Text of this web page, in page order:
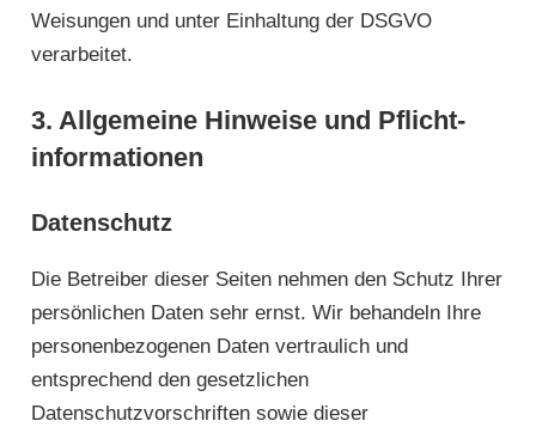
Weisungen und unter Einhaltung der DSGVO
verarbeitet.
3. Allgemeine Hinweise und Pflicht­
informationen
Datenschutz
Die Betreiber dieser Seiten nehmen den Schutz Ihrer
persönlichen Daten sehr ernst. Wir behandeln Ihre
personenbezogenen Daten vertraulich und
entsprechend den gesetzlichen
Datenschutzvorschriften sowie dieser